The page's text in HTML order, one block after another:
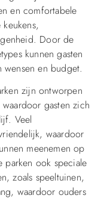
en comfortabele
Door de
kunnen gasten
wensen en budget.
zijn ontworpen
gasten zich
Veel
waardoor
meenemen op
parken ook speciale
zoals speeltuinen,
waardoor ouders